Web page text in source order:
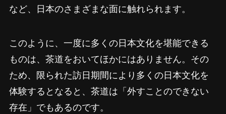
など、日本のさまざまな面に触れられます。
このように、一度に多くの日本文化を堪能できる
ものは、茶道をおいてほかにはありません。その
ため、限られた訪日期間により多くの日本文化を
体験するとなると、茶道は「外すことのできない
存在」でもあるのです。